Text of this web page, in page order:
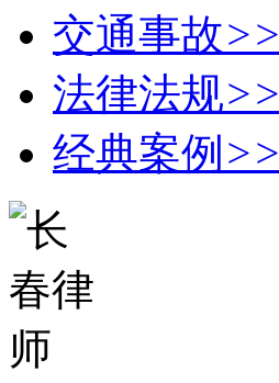
交通事故>>
法律法规>>
经典案例 >>